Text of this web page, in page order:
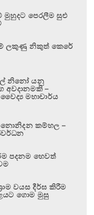
පෙරලීම සුළු
ලකුණු නිකුත් කෙරේ
නිනෝ යනු
අවදානමකි –
මහාචාර්ය
කම්හල –
පදනම හෙවත්
වයස දීර්ඝ කිරීම
ගොම මුසු